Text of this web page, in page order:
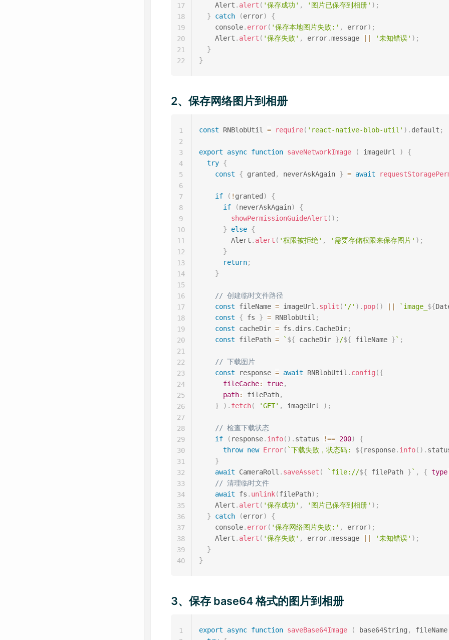
    Alert
. alert ( '保存成功' , '图片已保存到相册' ) ;
}
catch (error)
{
    console
. error( '保存本地图片失败:' , error) ;
    Alert
. alert ( '保存失败' , error.message || '未知错误' ) ;
}
}
17
18
19
20
21
22
2、保存网络图片到相册
const RNBlobUtil = require( 'react-native-blob-util' ) . default ;
export async function saveNetworkImage ( imageUrl )
{
try {
const
{ granted , neverAskAgain } = await
if ( ! granted )
{
if
(neverAskAgain)
{
showPermissionGuideAlert ( ) ;
}
else {
        Alert
. alert ( '权限被拒绝' , '需要存储权限来保存图片' ) ;
}
return;
}
// 创建临时文件路径
const fileName = imageUrl . split ( '/' ) . pop( ) ` image_ ${
const
{ fs } = RNBlobUtil ;
const cacheDir = fs . dirs . CacheDir;
const filePath = ` ${ cacheDir }/${ fileName } ` ;
// 下载图片
const response = await RNBlobUtil . config ({
fileCache: true,
path: filePath,
}
) . fetch( 'GET' , imageUrl ) ;
// 检查下载状态
if
( response. info( ) . status !== 200)
{
throw new Error( `下载失败，状态码: ${response. info( ) .
}
await CameraRoll . saveAsset ( ` file://${ filePath } ` , { type
// 清理临时文件
await fs . unlink(filePath) ;
    Alert
. alert ( '保存成功' , '图片已保存到相册' ) ;
}
catch (error)
{
    console
. error( '保存网络图片失败:' , error) ;
    Alert
. alert ( '保存失败' , error.message '未知错误' ) ;
}
}
1
2
3
4
5
6
7
8
9
10
11
12
13
14
15
16
17
18
19
20
21
22
23
24
25
26
27
28
29
30
31
32
33
34
35
36
37
38
39
40
3、保存 base64 格式的图片到相册
export async function saveBase64Image ( base64String ,
fileName
1